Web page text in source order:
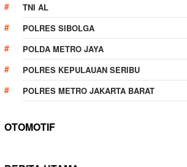
TNI AL
POLRES SIBOLGA
POLDA METRO JAYA
POLRES KEPULAUAN SERIBU
POLRES METRO JAKARTA BARAT
OTOMOTIF